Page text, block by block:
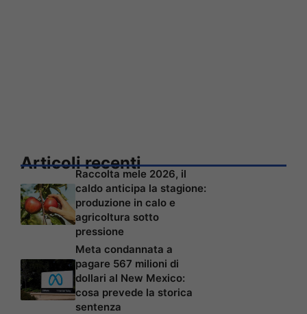
Articoli recenti
Raccolta mele 2026, il
caldo anticipa la stagione:
produzione in calo e
agricoltura sotto
pressione
Meta condannata a
pagare 567 milioni di
dollari al New Mexico:
cosa prevede la storica
sentenza